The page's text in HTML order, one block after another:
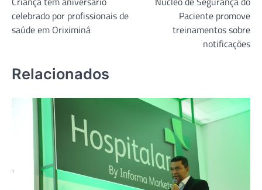
de
Post
celebrado por profissionais de
saúde em Oriximiná
Paciente promove
treinamentos sobre
notificações
Relacionados